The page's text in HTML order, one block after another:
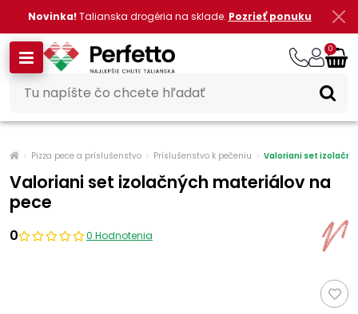
Novinka! Talianska drogéria na sklade. Pozrieť ponuku
0
Pizza pece a príslušenstvo Príslušenstvo k pečeniu Valoriani set
Valoriani set izolačných materiálov na
pece
0 0 Hodnotenia